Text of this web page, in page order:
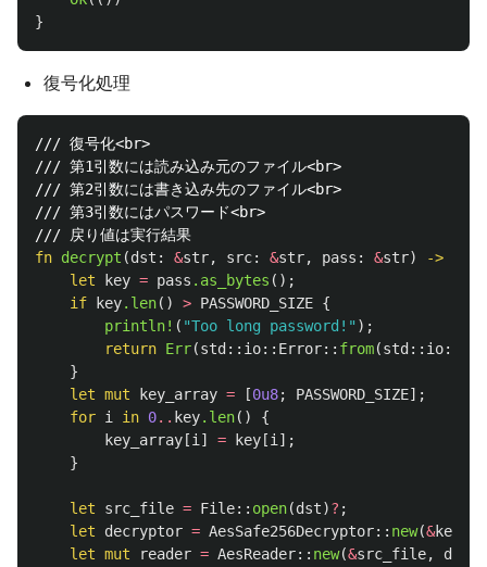
}
復号化処理
/// 復号化<br>
/// 第1引数には読み込み元のファイル<br>
/// 第2引数には書き込み先のファイル<br>
/// 第3引数にはパスワード<br>
/// 戻り値は実行結果
fn decrypt (dst : &str, src: &str, pass : &str) ->
let
key = pass .as_bytes ();
if
key.len() > PASSWORD_SIZE {
println! ( "Too long password!" );
return Err(std :: io:: Error:: from(std :: io::
}
let mut key_array = [0u8; PASSWORD_SIZE];
for i in 0.. key.len()
{
key_array [i ] = key [i ];
}
let src_file = File:: open(dst)? ;
let
decryptor = AesSafe256Decryptor:: new(&
let mut reader = AesReader:: new(&src_file,